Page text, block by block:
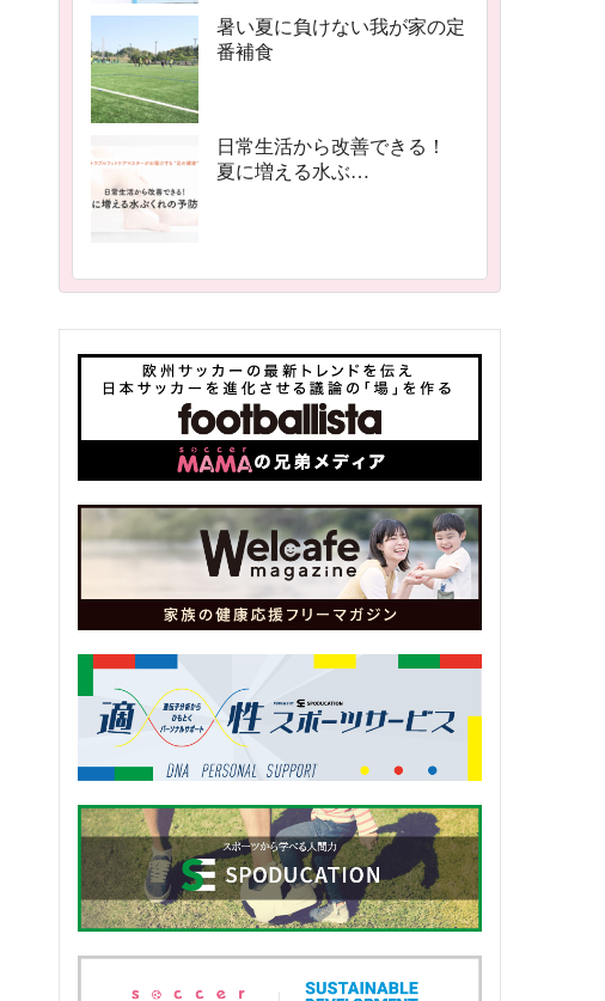
暑い夏に負けない我が家の定
番補食
日常生活から改善できる！
夏に増える水ぶ…